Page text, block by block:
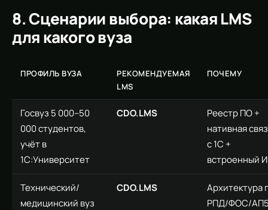
8. Сценарии выбора: какая LMS
для какого вуза
ПРОФИЛЬ ВУЗА
РЕКОМЕНДУЕМАЯ
LMS
ПОЧЕМУ
Госвуз 5 000–50
000 студентов,
учёт в
1С:Университет
CDO.LMS
Реестр ПО +
нативная
с 1С +
встроенный
Технический/
медицинский вуз
CDO.LMS
Архитектура
РПД/ФОС/